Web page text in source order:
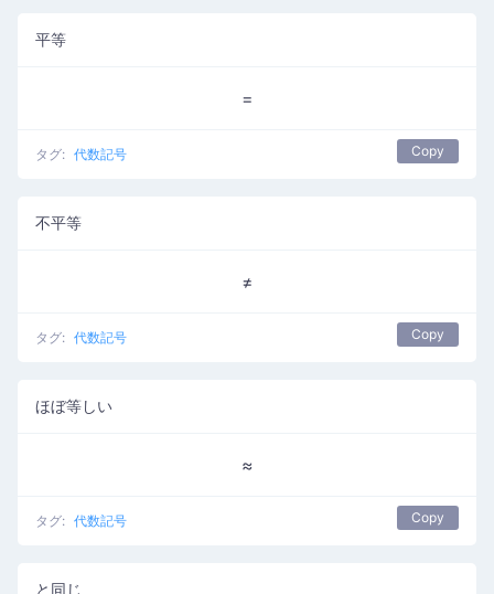
平等
=
タグ: 代数記号 Copy
不平等
≠
タグ: 代数記号 Copy
ほぼ等しい
≈
タグ: 代数記号 Copy
と同じ